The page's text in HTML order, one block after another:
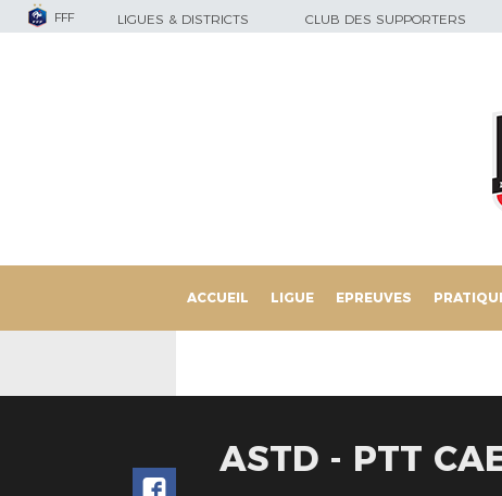
FFF LIGUES & DISTRICTS CLUB DES SUPPORTERS
ACCUEIL LIGUE EPREUVES
ASTD - PTT